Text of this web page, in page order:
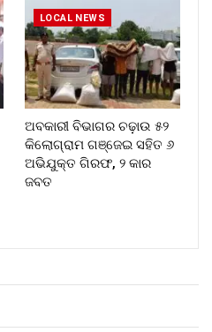
LOCAL NEWS
ଅବକାରୀ ବିଭାଗର ଚଢ଼ାଉ ୫୨
କିଲୋଗ୍ରାମ ଗଞ୍ଜେଇ ସହିତ ୬
ଅଭିଯୁକ୍ତ ଗିରଫ, ୨ କାର
ଜବତ